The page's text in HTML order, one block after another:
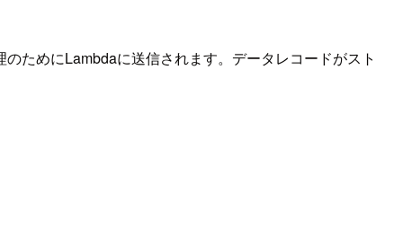
ためにLambdaに送信されます。データレコードがスト